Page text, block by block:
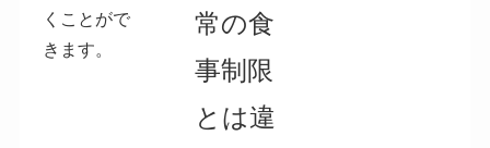
くことがで
きます。
常の食
事制限
とは違